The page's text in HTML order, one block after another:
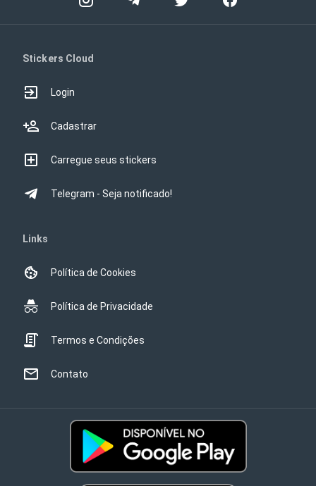
Stickers Cloud
Login
Cadastrar
Carregue seus stickers
Telegram - Seja notificado!
Links
Política de Cookies
Política de Privacidade
Termos e Condições
Contato